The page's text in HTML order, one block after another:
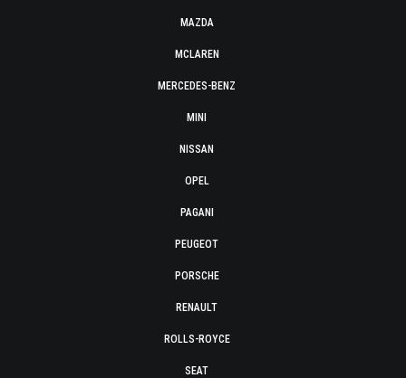
MAZDA
MCLAREN
MERCEDES-BENZ
MINI
NISSAN
OPEL
PAGANI
PEUGEOT
PORSCHE
RENAULT
ROLLS-ROYCE
SEAT